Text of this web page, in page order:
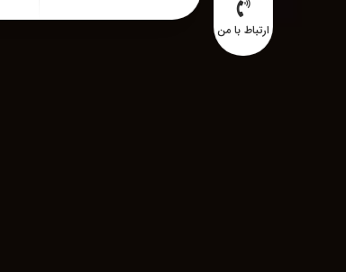
ارتباط با من